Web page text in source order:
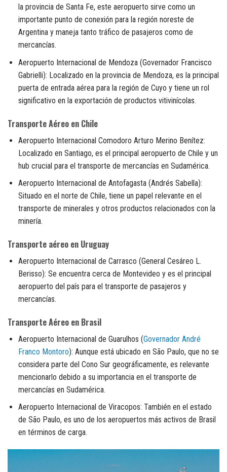
la provincia de Santa Fe, este aeropuerto sirve como un
importante punto de conexión para la región noreste de
Argentina y maneja tanto tráfico de pasajeros como de
mercancías.
Aeropuerto Internacional de Mendoza (Governador Francisco
Gabrielli): Localizado en la provincia de Mendoza, es la principal
puerta de entrada aérea para la región de Cuyo y tiene un rol
significativo en la exportación de productos vitivinícolas.
Transporte Aéreo en Chile
Aeropuerto Internacional Comodoro Arturo Merino Benítez:
Localizado en Santiago, es el principal aeropuerto de Chile y un
hub crucial para el transporte de mercancías en Sudamérica.
Aeropuerto Internacional de Antofagasta (Andrés Sabella):
Situado en el norte de Chile, tiene un papel relevante en el
transporte de minerales y otros productos relacionados con la
minería.
Transporte aéreo en Uruguay
Aeropuerto Internacional de Carrasco (General Cesáreo L.
Berisso): Se encuentra cerca de Montevideo y es el principal
aeropuerto del país para el transporte de pasajeros y
mercancías.
Transporte Aéreo en Brasil
Aeropuerto Internacional de Guarulhos (Governador André
Franco Montoro): Aunque está ubicado en São Paulo, que no se
considera parte del Cono Sur geográficamente, es relevante
mencionarlo debido a su importancia en el transporte de
mercancías en Sudamérica.
Aeropuerto Internacional de Viracopos: También en el estado
de São Paulo, es uno de los aeropuertos más activos de Brasil
en términos de carga.